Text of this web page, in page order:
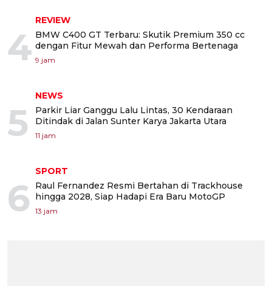
4
REVIEW
BMW C400 GT Terbaru: Skutik Premium 350 cc
dengan Fitur Mewah dan Performa Bertenaga
9 jam
5
NEWS
Parkir Liar Ganggu Lalu Lintas, 30 Kendaraan
Ditindak di Jalan Sunter Karya Jakarta Utara
11 jam
6
SPORT
Raul Fernandez Resmi Bertahan di Trackhouse
hingga 2028, Siap Hadapi Era Baru MotoGP
13 jam